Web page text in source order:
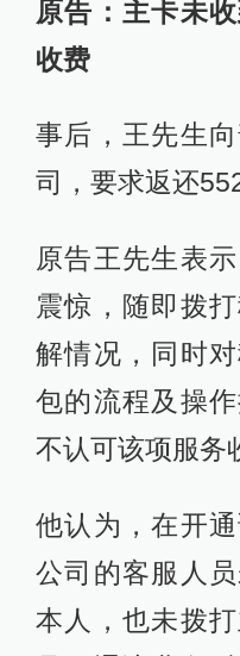
原告：主卡未
收费
事后，王先生
司，要求返还
原告王先生表
震惊，随即拨
解情况，同时
包的流程及操
不认可该项服务
他认为，在开
公司的客服人
本人，也未拨